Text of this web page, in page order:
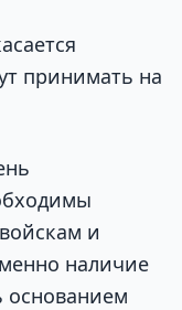
принимать на
и
наличие
основанием